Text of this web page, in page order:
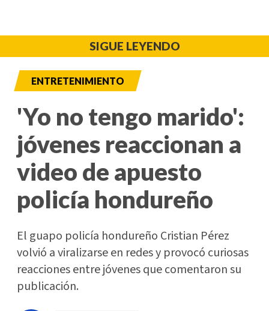
SIGUE LEYENDO
ENTRETENIMIENTO
'Yo no tengo marido':
jóvenes reaccionan a
video de apuesto
policía hondureño
El guapo policía hondureño Cristian Pérez
volvió a viralizarse en redes y provocó curiosas
reacciones entre jóvenes que comentaron su
publicación.